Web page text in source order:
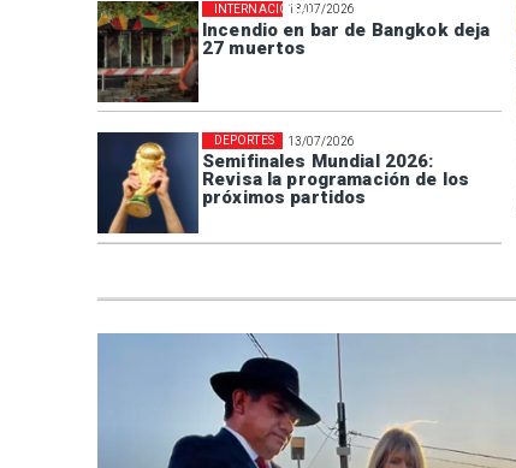
13/07/2026
Incendio en bar de Bangkok deja
27 muertos
INTERNACIONAL
13/07/2026
Semifinales Mundial 2026:
Revisa la programación de los
próximos partidos
DEPORTES